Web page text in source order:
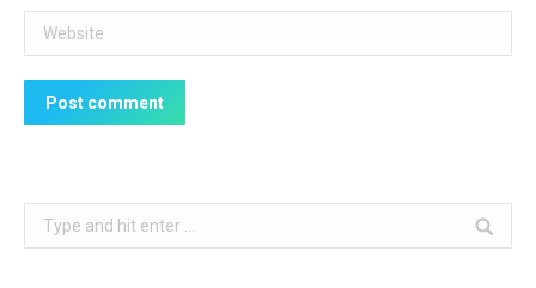
Website
Post comment
Search: